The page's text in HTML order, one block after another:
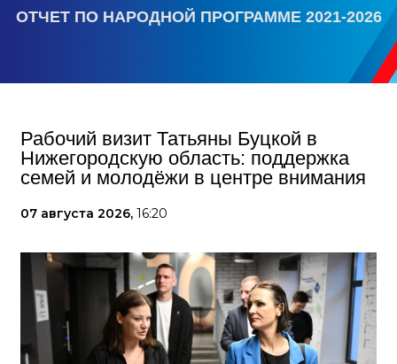
ОТЧЕТ ПО НАРОДНОЙ ПРОГРАММЕ 2021-2026
Рабочий визит Татьяны Буцкой в
Нижегородскую область: поддержка
семей и молодёжи в центре внимания
07 августа 2026, 16:20